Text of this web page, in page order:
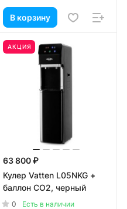
В корзину
АКЦИЯ
63 800 ₽
Кулер Vatten L05NKG +
баллон CO2, черный
0
Есть в наличии